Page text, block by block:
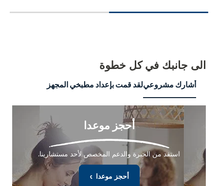
الى جانبك في كل خطوة
أشارك مشروعيلقد قمت بإعداد مطبخي المجهز
أحجز موعدا
استفد من الخبرة والدعم المخصص لأحد مستشارينا.
أحجز موعدا